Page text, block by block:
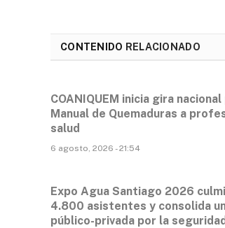
CONTENIDO RELACIONADO
COANIQUEM inicia gira
Manual de Quemaduras a
salud
6 agosto, 2026 - 21:54
Expo Agua Santiago 2026
4.800 asistentes y consolida
público-privada por la